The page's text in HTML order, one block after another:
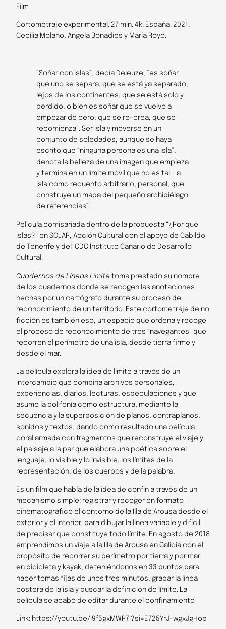
Film
Cortometraje experimental. 27 min. 4k. España. 2021.
Cecilia Molano, Ángela Bonadies y María Royo.
“Soñar con islas”, decía Deleuze, “es soñar
que uno se separa, que se está ya separado,
lejos de los continentes, que se está solo y
perdido, o bien es soñar que se vuelve a
empezar de cero, que se re-crea, que se
recomienza”. Ser isla y moverse en un
conjunto de soledades, aunque se haya
escrito que “ninguna persona es una isla”,
denota la belleza de una imagen que empieza
y termina en un límite móvil que no es tal. La
isla como recuento arbitrario, personal, que
construye un mapa del pequeño archipiélago
de referencias”.
Película comisariada dentro de la propuesta “¿Por qué
islas?” en SOLAR, Acción Cultural con el apoyo de Cabildo
de Tenerife y del ICDC Instituto Canario de Desarrollo
Cultural.
Cuadernos de Líneas Límite toma prestado su nombre
de los cuadernos donde se recogen las anotaciones
hechas por un cartógrafo durante su proceso de
reconocimiento de un territorio. Este cortometraje de no
­ficción es también eso, un espacio que ordena y recoge
el proceso de reconocimiento de tres “navegantes” que
recorren el perímetro de una isla, desde tierra firme y
desde el mar.
La película explora la idea de límite a través de un
intercambio que combina archivos personales,
experiencias, diarios, lecturas, especulaciones y que
asume la polifonía como estructura, mediante la
secuencia y la superposición de planos, contraplanos,
sonidos y textos, dando como resultado una película
coral armada con fragmentos que reconstruye el viaje y
el paisaje a la par que elabora una poética sobre el
lenguaje, lo visible y lo invisible, los límites de la
representación, de los cuerpos y de la palabra.
Es un film que habla de la idea de confín a través de un
mecanismo simple: registrar y recoger en formato
cinematográfico el contorno de la Illa de Arousa desde el
exterior y el interior, para dibujar la línea variable y difícil
de precisar que constituye todo límite. En agosto de 2018
emprendimos un viaje a la Illa de Arousa en Galicia con el
propósito de recorrer su perímetro por tierra y por mar
en bicicleta y kayak, deteniéndonos en 33 puntos para
hacer tomas fijas de unos tres minutos, grabar la línea
costera de la isla y buscar la definición de límite. La
película se acabó de editar durante el confinamiento
Link: https://youtu.be/i9f5gxMWR7I?si=E725YrJ-wgxJgHop